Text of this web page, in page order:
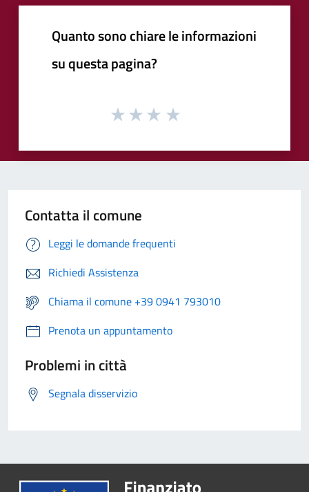
Quanto sono chiare le informazioni
su questa pagina?
Contatta il comune
Leggi le domande frequenti
Richiedi Assistenza
Chiama il comune +39 0941 793010
Prenota un appuntamento
Problemi in città
Segnala disservizio